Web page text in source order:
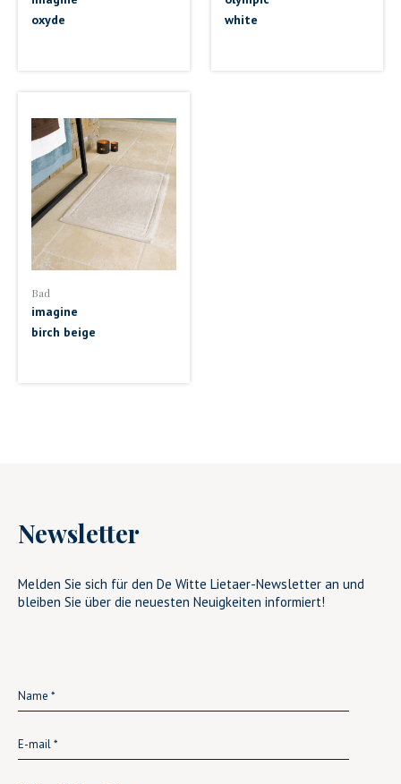
oxyde
white
Bad
imagine
birch beige
Newsletter
Melden Sie sich für den De Witte Lietaer-Newsletter an und
bleiben Sie über die neuesten Neuigkeiten informiert!